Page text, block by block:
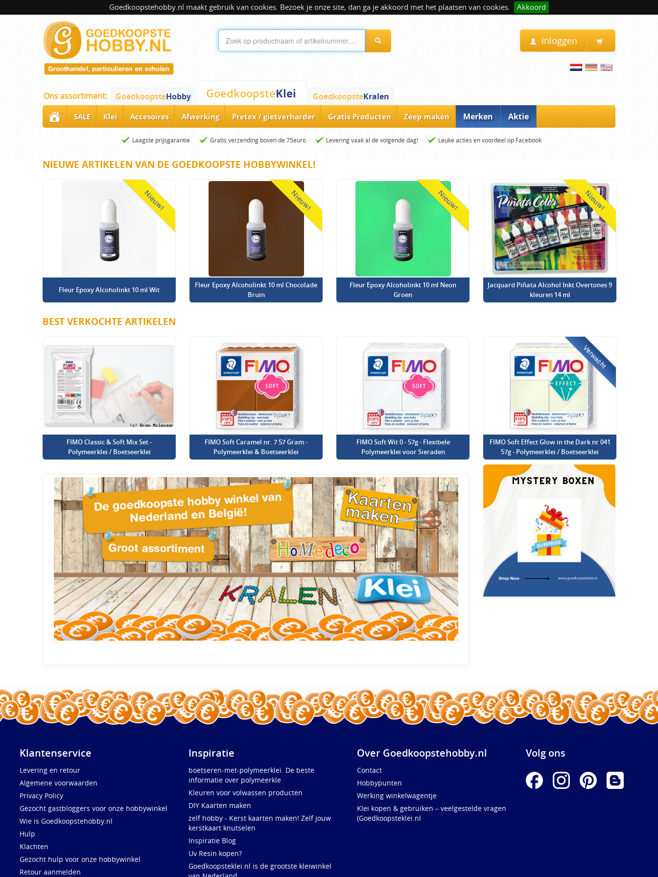
Goedkoopstehobby.nl maakt gebruik van cookies. Bezoek je onze site, dan ga je akkoord met het plaatsen van cookies. Akkoord
Inloggen
Ons assortiment: GoedkoopsteHobby GoedkoopsteKlei GoedkoopsteKralen
SALE Klei Accesoires Afwerking Pretex / gietverharder Gratis Producten Zeep maken Merken Aktie
Laagste prijsgarantie Gratis verzending boven de 75euro Levering vaak al de volgende dag! Leuke acties en voordeel op Facebook
NIEUWE ARTIKELEN VAN DE GOEDKOOPSTE HOBBYWINKEL!
Nieuw!
Fleur Epoxy Alcoholinkt 10 ml Wit
Nieuw!
Fleur Epoxy Alcoholinkt 10 ml Chocolade
Bruin
Nieuw!
Fleur Epoxy Alcoholinkt 10 ml Neon
Groen
Nieuw!
Jacquard Piñata Alcohol Inkt Overtones 9
kleuren 14 ml
BEST VERKOCHTE ARTIKELEN
FIMO Classic & Soft Mix Set -
Polymeerklei / Boetseerklei
FIMO Soft Caramel nr. 7 57 Gram -
Polymeerklei & Boetseerklei
FIMO Soft Wit 0 - 57g - Flexibele
Polymeerklei voor Sieraden
Verwacht
FIMO Soft Effect Glow in the Dark nr 041
57g - Polymeerklei / Boetseerklei
Klantenservice
Levering en retour
Algemene voorwaarden
Privacy Policy
Gezocht gastbloggers voor onze hobbywinkel
Wie is Goedkoopstehobby.nl
Hulp
Klachten
Gezocht hulp voor onze hobbywinkel
Retour aanmelden
Inspiratie
boetseren-met-polymeerklei. De beste
informatie over polymeerkle
Kleuren voor volwassen producten
DIY Kaarten maken
zelf hobby - Kerst kaarten maken! Zelf jouw
kerstkaart knutselen
Inspiratie Blog
Uv Resin kopen?
Goedkoopsteklei.nl is de grootste kleiwinkel
Over Goedkoopstehobby.nl
Contact
Hobbypunten
Werking winkelwagentje
Klei kopen & gebruiken – veelgestelde vragen
(Goedkoopsteklei.nl
Volg ons